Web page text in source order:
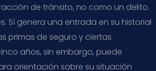
de tránsito, no como un delito.
Sí genera una entrada en su historial
primas de seguro y ciertas
años, sin embargo, puede
orientación sobre su situación